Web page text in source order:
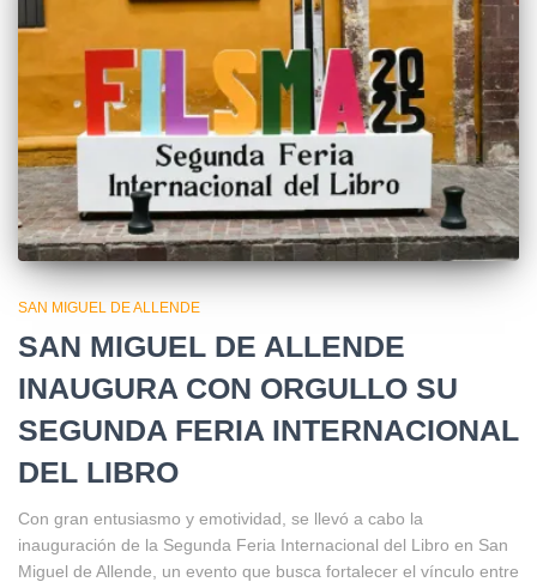
SAN MIGUEL DE ALLENDE
SAN MIGUEL DE ALLENDE
INAUGURA CON ORGULLO SU
SEGUNDA FERIA INTERNACIONAL
DEL LIBRO
Con gran entusiasmo y emotividad, se llevó a cabo la
inauguración de la Segunda Feria Internacional del Libro en San
Miguel de Allende, un evento que busca fortalecer el vínculo entre